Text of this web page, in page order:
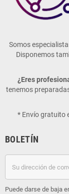
Somos
Disponemos
¿Eres
tenemos
* Envío gratuito
BOLETÍN
Puede darse de baja